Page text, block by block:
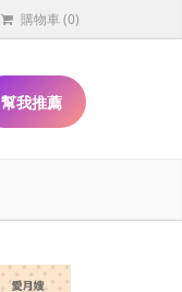
購物車 (0)
幫我推薦